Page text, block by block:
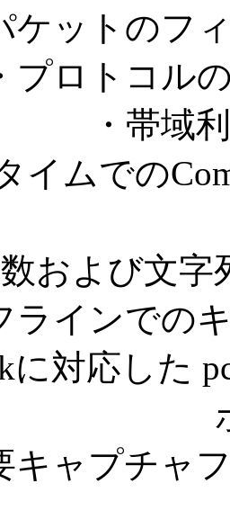
ケットのフ
プロトコル
・帯域
イムでの
数および文
ラインでの
に対応した
キャプチャ